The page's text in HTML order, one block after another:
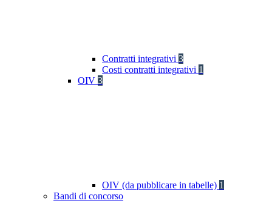
Contratti integrativi 3
Costi contratti integrativi 1
OIV 3
OIV (da pubblicare in tabelle) 1
Bandi di concorso